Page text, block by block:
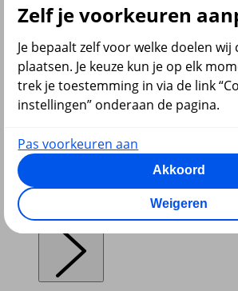
Sparen
Pensioen en lijfrente
Hypotheek
Zelf je voorkeuren
Je bepaalt zelf voor welke doelen wij
plaatsen. Je keuze kun je op elk
trek je toestemming in via de link
instellingen” onderaan de pagina.
Pas voorkeuren aan
Akkoord
Weigeren